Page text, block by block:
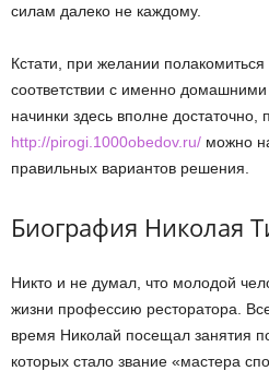
силам далеко не каждому.
Кстати, при желании
соответствии с именно
начинки здесь вполне достаточно,
http://pirogi.1000obedov.ru/ можно
правильных вариантов решения.
Биография Николая
Никто и не думал, что молодой
жизни профессию ресторатора.
время Николай посещал занятия
которых стало звание «мастера